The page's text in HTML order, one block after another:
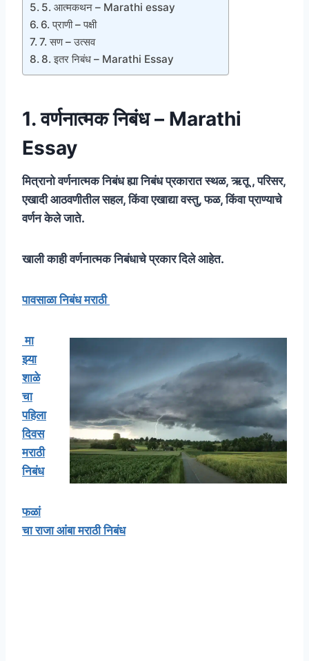
5. आत्मकथन – Marathi essay
6. प्राणी – पक्षी
7. सण – उत्सव
8. इतर निबंध – Marathi Essay
1. वर्णनात्मक निबंध – Marathi
Essay
मित्रानो वर्णनात्मक निबंध ह्या निबंध प्रकारात स्थळ, ऋतू , परिसर,
एखादी आठवणीतील सहल, किंवा एखाद्या वस्तु, फळ, किंवा प्राण्याचे
वर्णन केले जाते.
खाली काही वर्णनात्मक निबंधाचे प्रकार दिले आहेत.
पावसाळा निबंध मराठी
मा
झ्या
शाळे
चा
पहिला
दिवस
मराठी
निबंध
फळां
चा राजा आंबा मराठी निबंध